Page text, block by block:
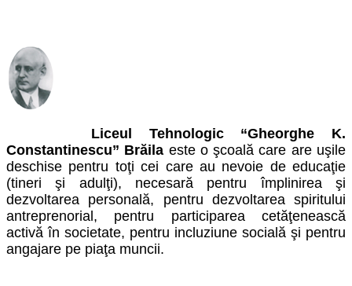
Liceul Tehnologic “Gheorghe K.
Constantinescu” Brăila este o şcoală care are uşile
deschise pentru toţi cei care au nevoie de educaţie
(tineri şi adulţi), necesară pentru împlinirea şi
dezvoltarea personală, pentru dezvoltarea spiritului
antreprenorial, pentru participarea cetăţenească
activă în societate, pentru incluziune socială şi pentru
angajare pe piaţa muncii.